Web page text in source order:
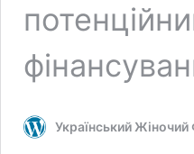
Український